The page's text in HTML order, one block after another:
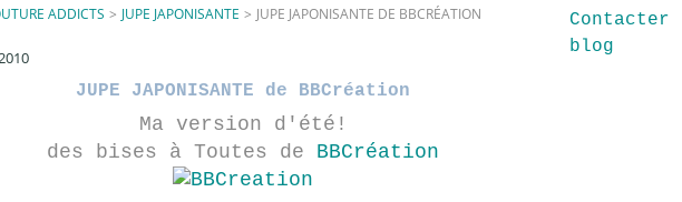
ADDICTS > JUPE JAPONISANTE > JUPE JAPONISANTE DE BBCRÉATION
JUPE JAPONISANTE de BBCréation
Ma version d'été!
des bises à Toutes de BBCréation
blog